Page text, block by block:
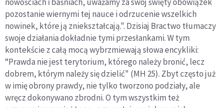
pozostanie wiernymi tej nauce i odrzucenie wszelkich
nowinek, które ją zniekształcają.". Dzisiaj Bractwo tłumaczy
swoje działania dokładnie tymi przesłankami. W tym
kontekście z całą mocą wybrzmiewają słowa encykliki:
“Prawda nie jest terytorium, którego należy bronić, lecz
dobrem, którym należy się dzielić" (MH 25). Zbyt często już
w imię obrony prawdy, nie tylko tworzono podziały, ale
wręcz dokonywano zbrodni. O tym wszystkim też